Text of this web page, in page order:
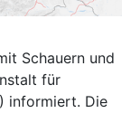
Schauern und
für
informiert. Die